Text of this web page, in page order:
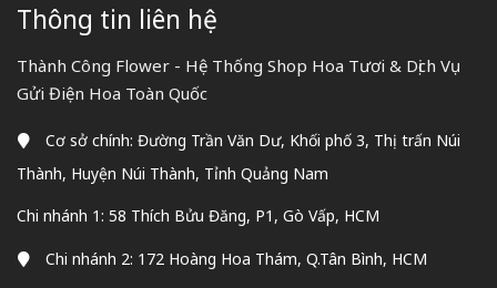
Thông tin liên hệ
Thành Công Flower - Hệ Thống Shop Hoa Tươi & Dịch Vụ
Gửi Điện Hoa Toàn Quốc
Cơ sở chính: Đường Trần Văn Dư, Khối phố 3, Thị trấn Núi
Thành, Huyện Núi Thành, Tỉnh Quảng Nam
Chi nhánh 1: 58 Thích Bửu Đăng, P1, Gò Vấp, HCM
Chi nhánh 2: 172 Hoàng Hoa Thám, Q.Tân Bình, HCM